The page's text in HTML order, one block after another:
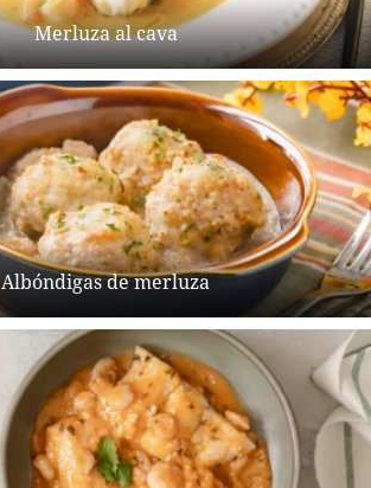
Merluza al cava
Albóndigas de merluza